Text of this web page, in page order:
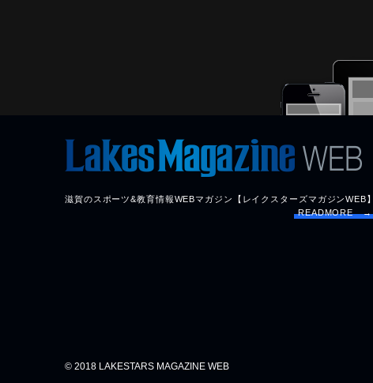
滋賀のスポーツ&教育情報WEBマガジン【レイクスターズマガジンWEB】
READMORE →
© 2018 LAKESTARS MAGAZINE WEB